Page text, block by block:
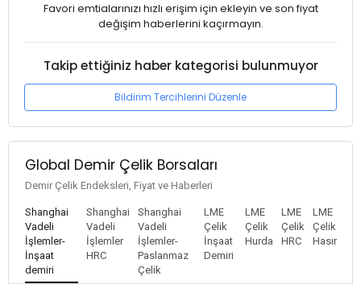
Favori emtialarınızı hızlı erişim için ekleyin ve son fiyat
değişim haberlerini kaçırmayın.
Takip ettiğiniz haber kategorisi bulunmuyor
Bildirim Tercihlerini Düzenle
Global Demir Çelik Borsaları
Demir Çelik Endeksleri, Fiyat ve Haberleri
Shanghai
Vadeli
İşlemler-
İnşaat
demiri
Shanghai
Vadeli
İşlemler
HRC
Shanghai
Vadeli
İşlemler-
Paslanmaz
Çelik
LME
Çelik
İnşaat
Demiri
LME
Çelik
Hurda
LME
Çelik
HRC
LME
Çelik
Hasır